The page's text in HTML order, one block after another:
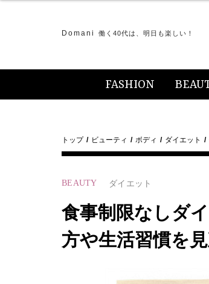
Domani 働く40代は、明日も楽しい！
FASHION
トップ ビューティ ボディ ダイエット
BEAUTY ダイエット
食事制限なしダ
方や生活習慣を